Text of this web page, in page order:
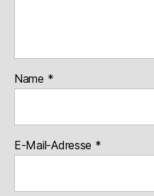
Name *
E-Mail-Adresse *